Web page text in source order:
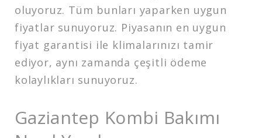
oluyoruz. Tüm bunları yaparken uygun
fiyatlar sunuyoruz. Piyasanın en uygun
fiyat garantisi ile klimalarınızı tamir
ediyor, aynı zamanda çeşitli ödeme
kolaylıkları sunuyoruz.
Gaziantep Kombi Bakımı